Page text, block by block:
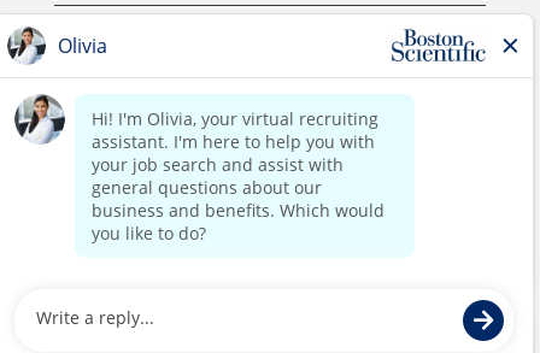
版权声明
联系我们
公司主页